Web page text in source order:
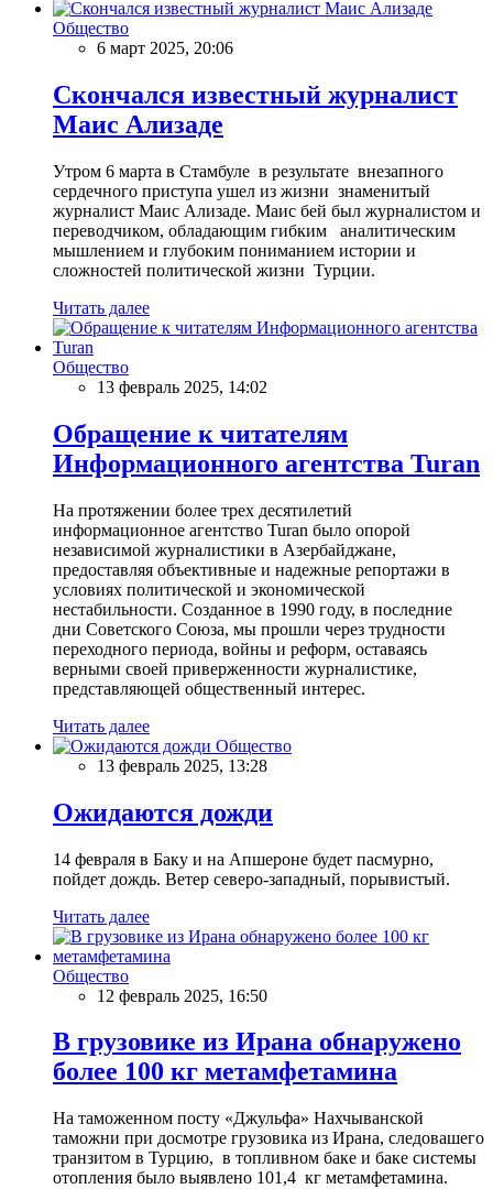
Общество
6 март 2025, 20:06
Скончался известный журналист
Маис Ализаде
Утром 6 марта в Стамбуле в результате внезапного
сердечного приступа ушел из жизни знаменитый
журналист Маис Ализаде. Маис бей был журналистом и
переводчиком, обладающим гибким аналитическим
мышлением и глубоким пониманием истории и
сложностей политической жизни Турции.
Читать далее
Общество
13 февраль 2025, 14:02
Обращение к читателям
Информационного агентства Turan
На протяжении более трех десятилетий
информационное агентство Turan было опорой
независимой журналистики в Азербайджане,
предоставляя объективные и надежные репортажи в
условиях политической и экономической
нестабильности. Созданное в 1990 году, в последние
дни Советского Союза, мы прошли через трудности
переходного периода, войны и реформ, оставаясь
верными своей приверженности журналистике,
представляющей общественный интерес.
Читать далее
Общество
13 февраль 2025, 13:28
Ожидаются дожди
14 февраля в Баку и на Апшероне будет пасмурно,
пойдет дождь. Ветер северо-западный, порывистый.
Читать далее
Общество
12 февраль 2025, 16:50
В грузовике из Ирана обнаружено
более 100 кг метамфетамина
На таможенном посту «Джульфа» Нахчыванской
таможни при досмотре грузовика из Ирана, следовашего
транзитом в Турцию, в топливном баке и баке системы
отопления было выявлено 101,4 кг метамфетамина.